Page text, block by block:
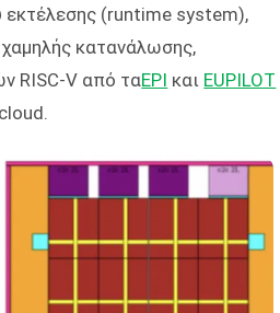
εκτέλεσης (runtime system),
κατανάλωσης,
RISC-V από ταEPI και EUPILOT